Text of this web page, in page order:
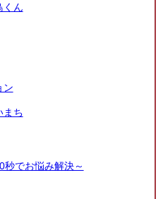
くん
ン
まち
でお悩み解決～